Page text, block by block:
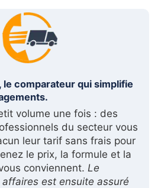
le comparateur qui simplifie
volume une fois : des
du secteur vous
leur tarif sans frais pour
le prix, la formule et la
conviennent. Le
est ensuite assuré